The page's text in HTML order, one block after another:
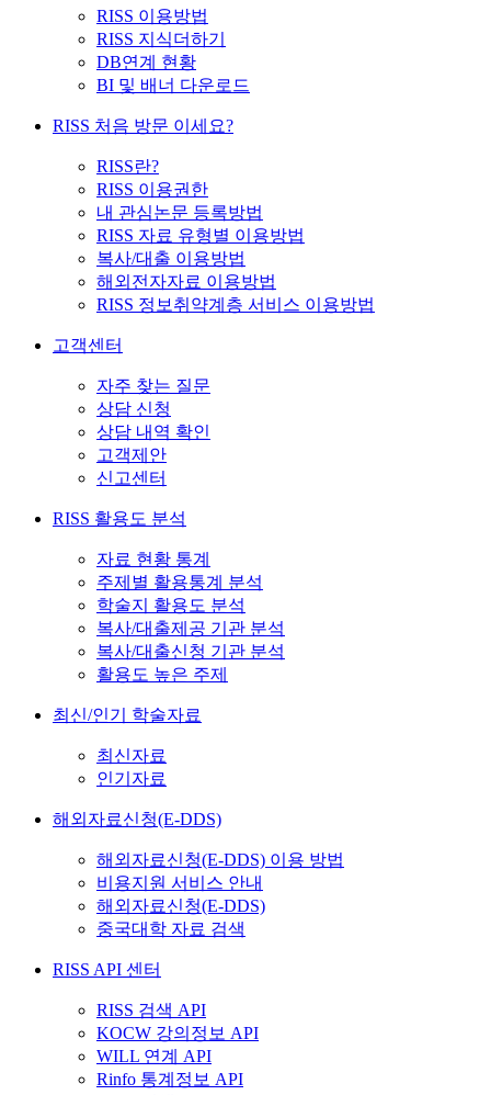
RISS 이용방법
RISS 지식더하기
DB연계 현황
BI 및 배너 다운로드
RISS 처음 방문 이세요?
RISS란?
RISS 이용권한
내 관심논문 등록방법
RISS 자료 유형별 이용방법
복사/대출 이용방법
해외전자자료 이용방법
RISS 정보취약계층 서비스 이용방법
고객센터
자주 찾는 질문
상담 신청
상담 내역 확인
고객제안
신고센터
RISS 활용도 분석
자료 현황 통계
주제별 활용통계 분석
학술지 활용도 분석
복사/대출제공 기관 분석
복사/대출신청 기관 분석
활용도 높은 주제
최신/인기 학술자료
최신자료
인기자료
해외자료신청(E-DDS)
해외자료신청(E-DDS) 이용 방법
비용지원 서비스 안내
해외자료신청(E-DDS)
중국대학 자료 검색
RISS API 센터
RISS 검색 API
KOCW 강의정보 API
WILL 연계 API
Rinfo 통계정보 API